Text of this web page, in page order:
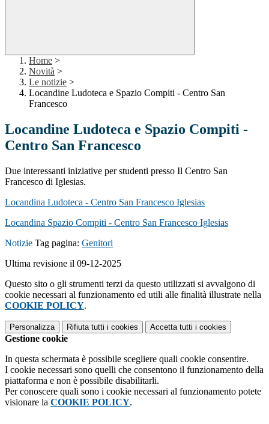
Home >
Novità >
Le notizie >
Locandine Ludoteca e Spazio Compiti - Centro San
Francesco
Locandine Ludoteca e Spazio Compiti -
Centro San Francesco
Due interessanti iniziative per studenti presso Il Centro San
Francesco di Iglesias.
Locandina Ludoteca - Centro San Francesco Iglesias
Locandina Spazio Compiti - Centro San Francesco Iglesias
Notizie Tag pagina: Genitori
Ultima revisione il 09-12-2025
Questo sito o gli strumenti terzi da questo utilizzati si avvalgono di
cookie necessari al funzionamento ed utili alle finalità illustrate nella
COOKIE POLICY.
Personalizza Rifiuta tutti i cookies Accetta tutti i cookies
Gestione cookie
In questa schermata è possibile scegliere quali cookie consentire.
I cookie necessari sono quelli che consentono il funzionamento della
piattaforma e non è possibile disabilitarli.
Per conoscere quali sono i cookie necessari al funzionamento potete
visionare la COOKIE POLICY.